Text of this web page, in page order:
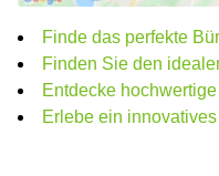
Finde das perfekte
Finden Sie den
Entdecke
Erlebe ein